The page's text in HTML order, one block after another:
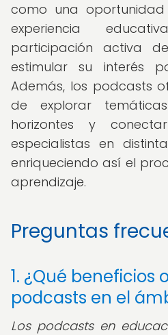
como una
experiencia
participación activa
estimular su interés
Además, los podcasts
de explorar
horizontes y
especialistas en
enriqueciendo así el
aprendizaje.
Preguntas
1. ¿Qué beneficios
podcasts en el
Los podcasts en